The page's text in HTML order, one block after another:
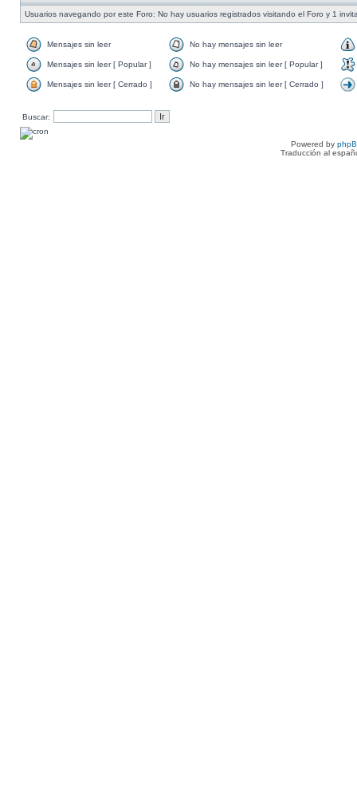
Usuarios navegando por este Foro: No hay usuarios registrados visitando el Foro y 1
Mensajes sin leer No hay mensajes sin leer
Mensajes sin leer [ Popular ] No hay mensajes sin leer [ Popular ]
Mensajes sin leer [ Cerrado ] No hay mensajes sin leer [ Cerrado ]
Buscar:
Powered by
Traducción al